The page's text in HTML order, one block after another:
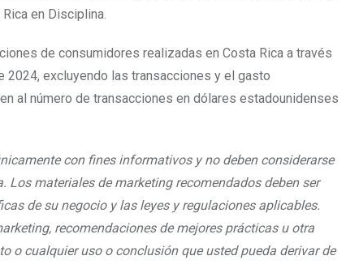
en Disciplina.
de consumidores realizadas en Costa Rica a través
excluyendo las transacciones y el gasto
al número de transacciones en dólares estadounidenses
con fines informativos y no deben considerarse
materiales de marketing recomendados deben ser
de su negocio y las leyes y regulaciones aplicables.
recomendaciones de mejores prácticas u otra
o cualquier uso o conclusión que usted pueda derivar de